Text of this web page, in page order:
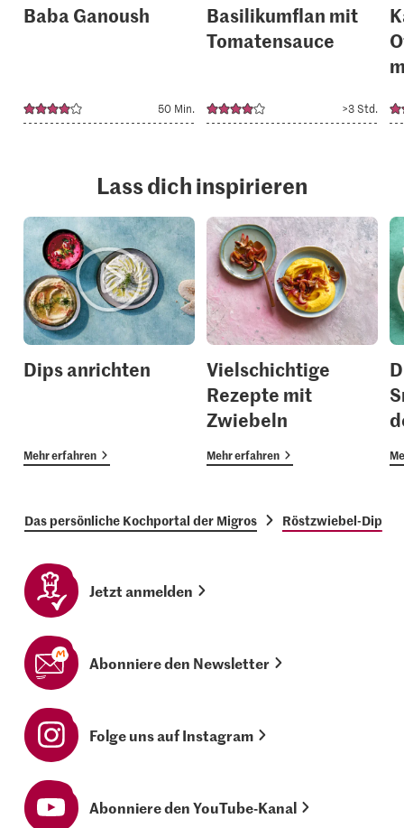
Baba Ganoush
50 Min.
Basilikumflan mit
Tomatensauce
>3 Std.
Lass dich inspirieren
Dips anrichten
Mehr erfahren
Vielschichtige
Rezepte mit
Zwiebeln
Mehr erfahren
Das persönliche Kochportal der Migros Röstzwiebel-Dip
Jetzt anmelden
Abonniere den Newsletter
Folge uns auf Instagram
Abonniere den YouTube-Kanal